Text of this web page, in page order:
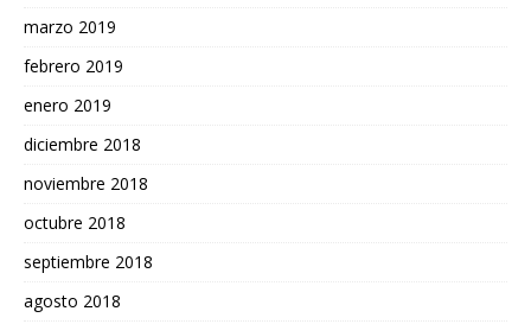
marzo 2019
febrero 2019
enero 2019
diciembre 2018
noviembre 2018
octubre 2018
septiembre 2018
agosto 2018